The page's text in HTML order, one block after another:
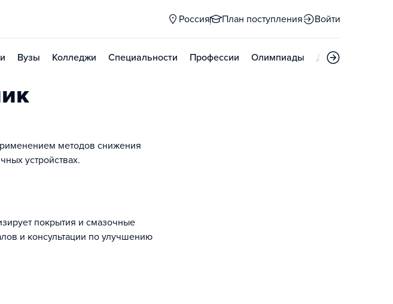
Россия План поступления Войти
Вузы Колледжи Специальности Профессии Олимпиады Дни открытых
методов снижения
устройствах.
покрытия и смазочные
и консультации по улучшению